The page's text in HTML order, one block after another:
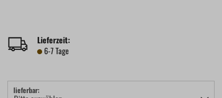
Lieferzeit:
6-7 Tage
lieferbar: